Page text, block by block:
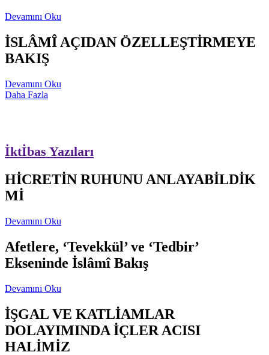
Devamını Oku
İSLÂMÎ AÇIDAN ÖZELLEŞTİRMEYE
BAKIŞ
Devamını Oku
Daha Fazla
İktİbas Yazıları
HİCRETİN RUHUNU ANLAYABİLDİK
Mİ
Devamını Oku
Afetlere, ‘Tevekkül’ ve ‘Tedbir’
Ekseninde İslâmî Bakış
Devamını Oku
İŞGAL VE KATLİAMLAR
DOLAYIMINDA İÇLER ACISI
HALİMİZ